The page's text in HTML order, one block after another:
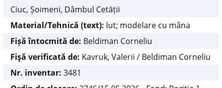
Ciuc, Șoimeni, Dâmbul Cetății
Material/Tehnică (text): lut; modelare cu mâna
Fișă întocmită de: Beldiman Corneliu
Fişă verificată de: Kavruk, Valerii / Beldiman Corneliu
Nr. inventar: 3481